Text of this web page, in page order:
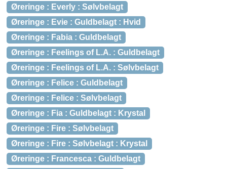
Øreringe : Everly : Sølvbelagt
Øreringe : Evie : Guldbelagt : Hvid
Øreringe : Fabia : Guldbelagt
Øreringe : Feelings of L.A. : Guldbelagt
Øreringe : Feelings of L.A. : Sølvbelagt
Øreringe : Felice : Guldbelagt
Øreringe : Felice : Sølvbelagt
Øreringe : Fia : Guldbelagt : Krystal
Øreringe : Fire : Sølvbelagt
Øreringe : Fire : Sølvbelagt : Krystal
Øreringe : Francesca : Guldbelagt